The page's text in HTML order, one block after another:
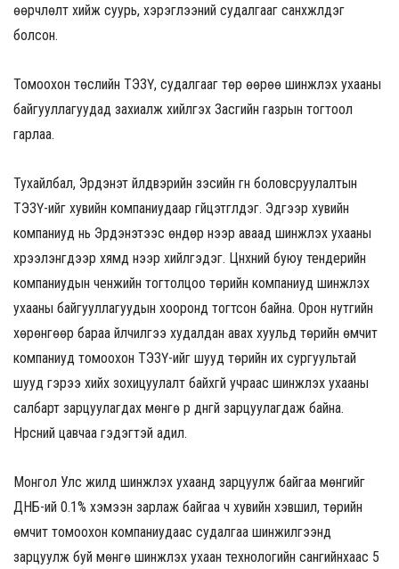
өөрчлөлт хийж суурь, хэрэглээний судалгааг санхүүжүүлдэг
болсон.
Томоохон төслийн ТЭЗҮ, судалгааг төр өөрөө шинжлэх ухааны
байгууллагуудад захиалж хийлгэх Засгийн газрын тогтоол
гарлаа.
Тухайлбал, Эрдэнэт үйлдвэрийн зэсийн гүн боловсруулалтын
ТЭЗҮ-ийг хувийн компаниудаар гүйцэтгүүлдэг. Эдгээр хувийн
компаниуд нь Эрдэнэтээс өндөр үнээр аваад шинжлэх ухааны
хүрээлэнгүүдээр хямд үнээр хийлгэдэг. Цүнхний буюу тендерийн
компаниудын ченжийн тогтолцоо төрийн компаниуд шинжлэх
ухааны байгууллагуудын хооронд тогтсон байна. Орон нутгийн
хөрөнгөөр бараа үйлчилгээ худалдан авах хуульд төрийн өмчит
компаниуд томоохон ТЭЗҮ-ийг шууд төрийн их сургуультай
шууд гэрээ хийх зохицуулалт байхгүй учраас шинжлэх ухааны
салбарт зарцуулагдах мөнгө үр дүнгүй зарцуулагдаж байна.
Нүүрсний цавчаа гэдэгтэй адил.
Монгол Улс жилд шинжлэх ухаанд зарцуулж байгаа мөнгийг
ДНБ-ий 0.1% хэмээн зарлаж байгаа ч хувийн хэвшил, төрийн
өмчит томоохон компаниудаас судалгаа шинжилгээнд
зарцуулж буй мөнгө шинжлэх ухаан технологийн сангийнхаас 5